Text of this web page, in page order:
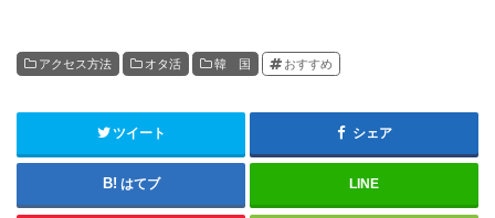
アクセス方法 オタ活 韓 国 おすすめ
ツイート シェア
はてブ LINE